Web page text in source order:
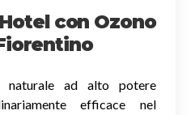
con Ozono
ad alto potere
efficace nel